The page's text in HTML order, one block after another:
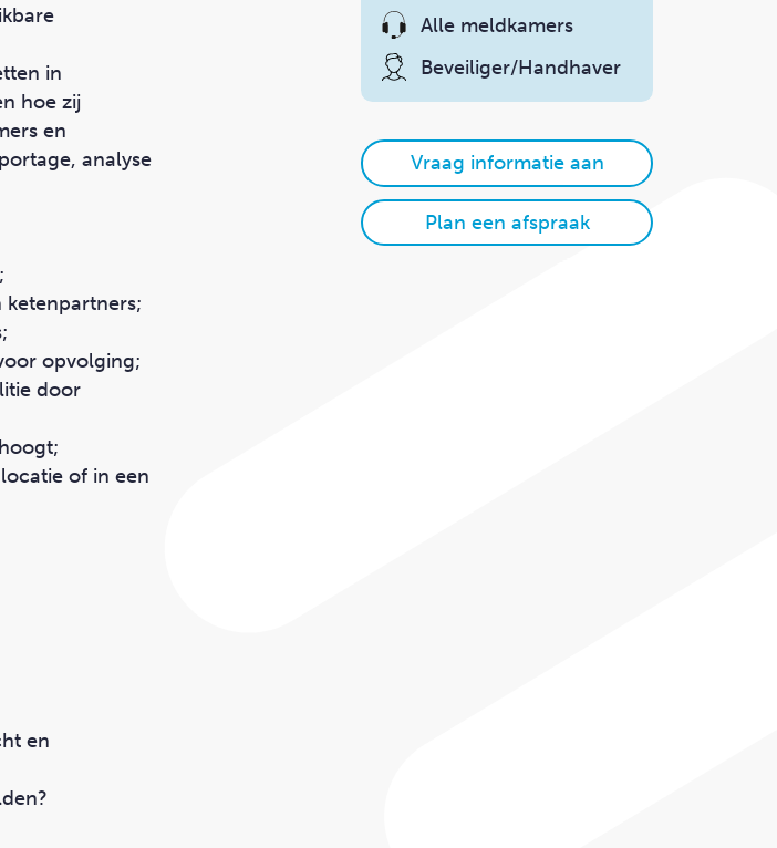
Alle meldkamers
Beveiliger/Handhaver
Vraag informatie aan
Plan een afspraak
in
hoe zij
en
analyse
;
opvolging;
door
of in een
en